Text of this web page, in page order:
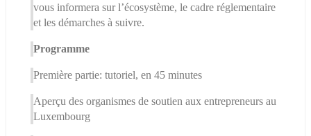
vous informera sur l’écosystème, le cadre réglementaire
et les démarches à suivre.
Programme
Première partie: tutoriel, en 45 minutes
Aperçu des organismes de soutien aux entrepreneurs au
Luxembourg